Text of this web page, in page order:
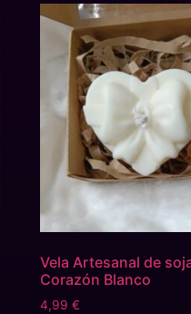
Vela Artesanal de
Corazón Blanco
4,99 €